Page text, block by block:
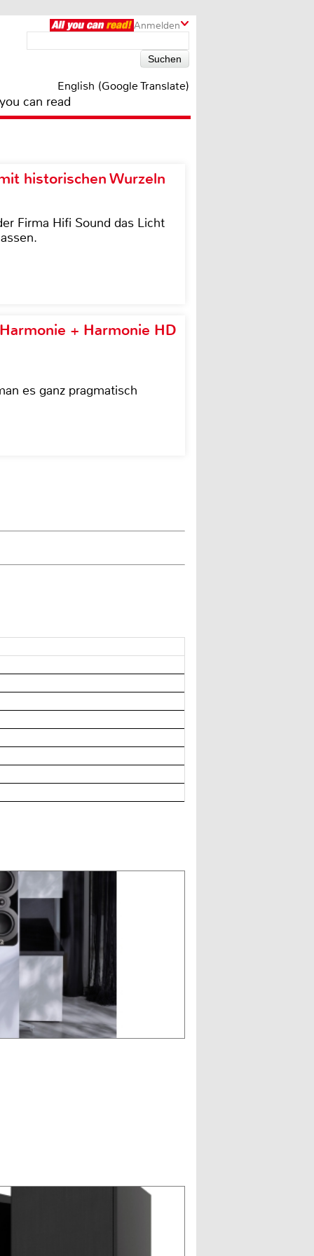
Anmelden
English (Google Translate)
can read
historischen Wurzeln
Firma Hifi Sound das Licht
+ Harmonie HD
es ganz pragmatisch